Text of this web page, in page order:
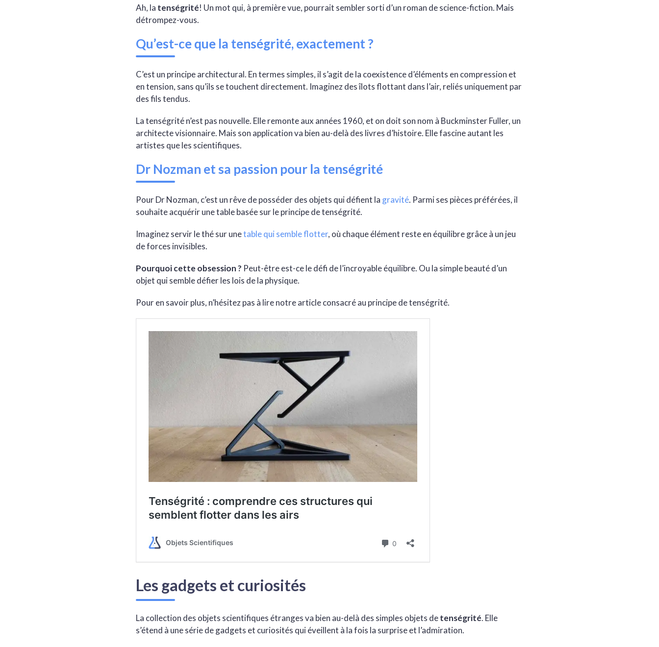
Ah, la tenségrité! Un mot qui, à première vue, pourrait sembler sorti d’un roman de science-fiction. Mais
détrompez-vous.
Qu’est-ce que la tenségrité, exactement ?
C’est un principe architectural. En termes simples, il s’agit de la coexistence d’éléments en compression et
en tension, sans qu’ils se touchent directement. Imaginez des îlots flottant dans l’air, reliés uniquement par
des fils tendus.
La tenségrité n’est pas nouvelle. Elle remonte aux années 1960, et on doit son nom à Buckminster Fuller, un
architecte visionnaire. Mais son application va bien au-delà des livres d’histoire. Elle fascine autant les
artistes que les scientifiques.
Dr Nozman et sa passion pour la tenségrité
Pour Dr Nozman, c’est un rêve de posséder des objets qui défient la gravité. Parmi ses pièces préférées, il
souhaite acquérir une table basée sur le principe de tenségrité.
Imaginez servir le thé sur unetable qui semble flotter, où chaque élément reste en équilibre grâce à un jeu
de forces invisibles.
Pourquoi cette obsession ? Peut-être est-ce le défi de l’incroyable équilibre. Ou la simple beauté d’un
objet qui semble défier les lois de la physique.
Pour en savoir plus, n’hésitez pas à lire notre article consacré au principe de tenségrité.
Les gadgets et curiosités
La collection des objets scientifiques étranges va bien au-delà des simples objets detenségrité. Elle
s’étend à une série de gadgets et curiosités qui éveillent à la fois la surprise et l’admiration.